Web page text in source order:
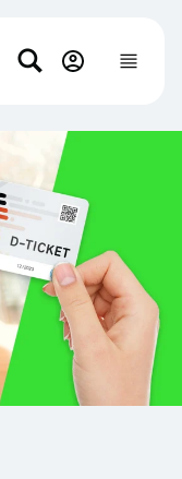
Suchen